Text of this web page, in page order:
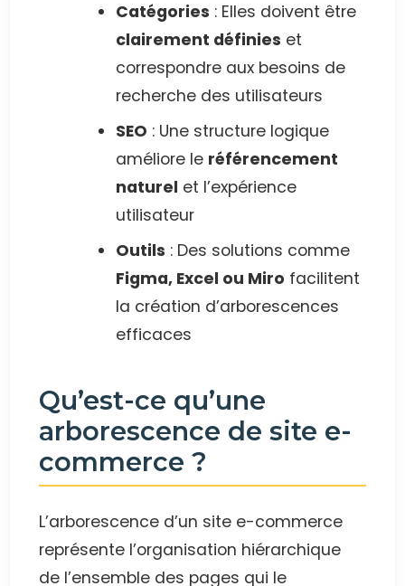
Catégories : Elles doivent être
clairement définies et
correspondre aux besoins de
recherche des utilisateurs
SEO : Une structure logique
améliore le référencement
naturel et l’expérience
utilisateur
Outils : Des solutions comme
Figma, Excel ou Miro facilitent
la création d’arborescences
efficaces
Qu’est-ce qu’une
arborescence de site e-
commerce ?
L’arborescence d’un site e-commerce
représente l’organisation hiérarchique
de l’ensemble des pages qui le